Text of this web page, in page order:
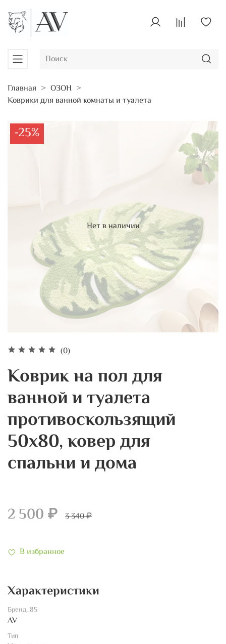
Главная
ОЗОН
Коврики для ванной комнаты и туалета
Нет в наличии
-25%
(0)
Коврик на пол для
ванной и туалета
противоскользящий
50х80, ковер для
спальни и дома
2 500 ₽ 3 340 ₽
В избранное
Характеристики
Бренд_85
AV
Тип